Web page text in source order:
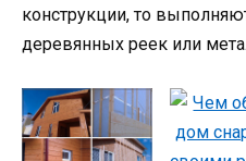
конструкции, то
деревянных реек или